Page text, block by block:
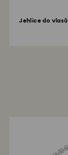
Jehlice do